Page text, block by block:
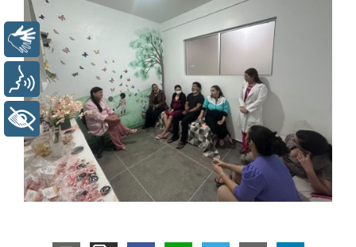
Libras
Voz
+ Acessibilidade